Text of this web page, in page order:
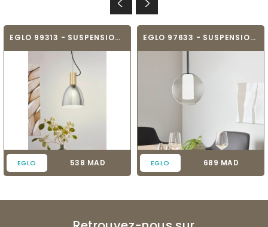
EGLO 99313 - SUSPENSION - LEBALIO
EGLO Prix
538 MAD
EGLO 97633 - SUSPENSION - TINDARI
EGLO Prix
689 MAD